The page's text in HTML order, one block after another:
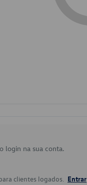
login na sua conta.
clientes logados. Entrar